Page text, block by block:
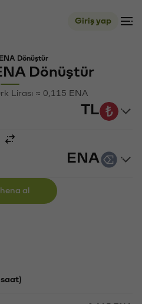
Giriş yap
Dönüştür
Dönüştür
Lirası ≈ 0,115 ENA
TL
ENA
al